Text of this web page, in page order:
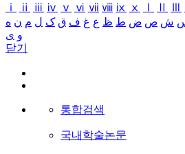
ⅰ
ⅱ ⅲ ⅳ ⅴ ⅵ ⅶ ⅷ ⅸ ⅹ
ش ص ض ط ظ ع غ ف ق ک ل م ن ه
و ی
닫기
통합검색
국내학술논문